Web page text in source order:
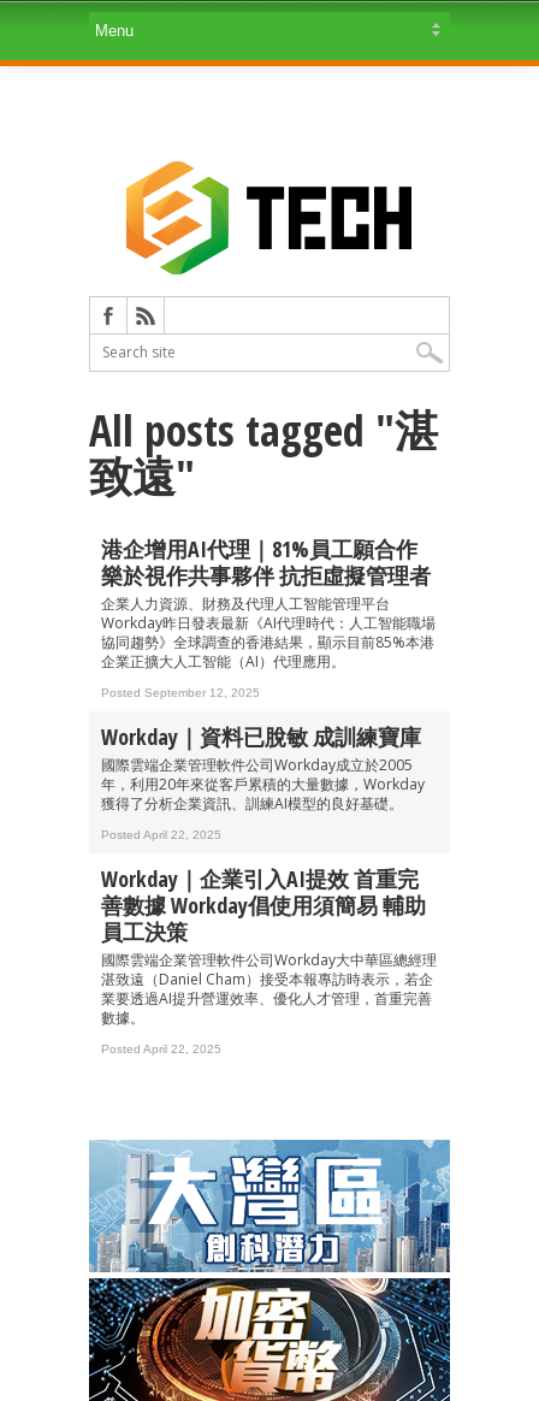
All posts tagged "湛
致遠"
港企增用AI代理｜81%員工願合作
樂於視作共事夥伴 抗拒虛擬管理者
企業人力資源、財務及代理人工智能管理平台
Workday昨日發表最新《AI代理時代：人工智能職場
協同趨勢》全球調查的香港結果，顯示目前85%本港
企業正擴大人工智能（AI）代理應用。
Posted September 12, 2025
Workday｜資料已脫敏 成訓練寶庫
國際雲端企業管理軟件公司Workday成立於2005
年，利用20年來從客戶累積的大量數據，Workday
獲得了分析企業資訊、訓練AI模型的良好基礎。
Posted April 22, 2025
Workday｜企業引入AI提效 首重完
善數據 Workday倡使用須簡易 輔助
員工決策
國際雲端企業管理軟件公司Workday大中華區總經理
湛致遠（Daniel Cham）接受本報專訪時表示，若企
業要透過AI提升營運效率、優化人才管理，首重完善
數據。
Posted April 22, 2025